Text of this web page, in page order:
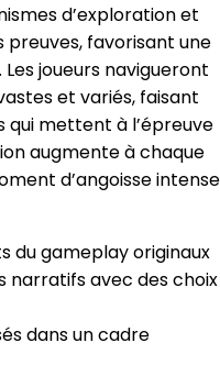
d’exploration et
favorisant une
joueurs navigueront
et variés, faisant
qui mettent à l’épreuve
augmente à chaque
d’angoisse intense
du gameplay originaux
narratifs avec des choix
dans un cadre